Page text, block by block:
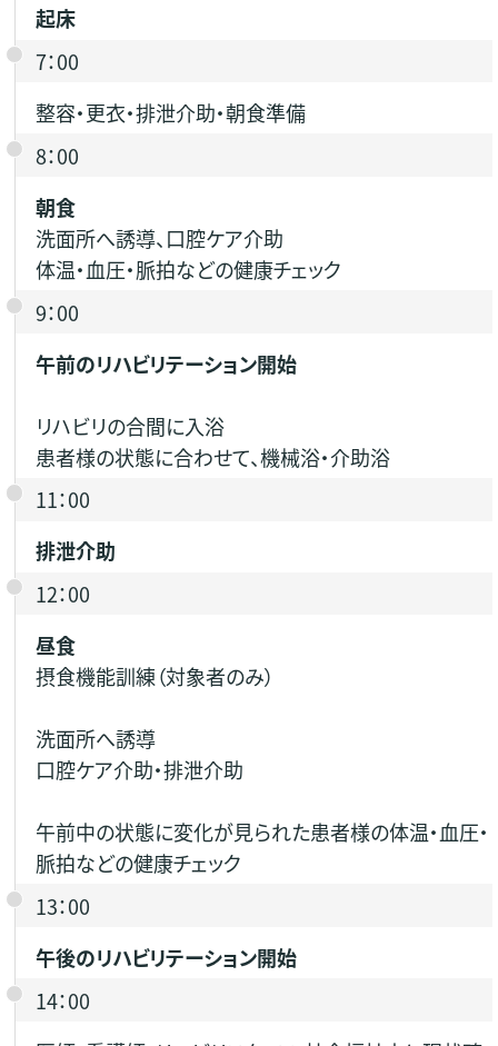
起床
7：00
整容・更衣・排泄介助・朝食準備
8：00
朝食
洗面所へ誘導、口腔ケア介助
体温・血圧・脈拍などの健康チェック
9：00
午前のリハビリテーション開始
リハビリの合間に入浴
患者様の状態に合わせて、機械浴・介助浴
11：00
排泄介助
12：00
昼食
摂食機能訓練（対象者のみ）
洗面所へ誘導
口腔ケア介助・排泄介助
午前中の状態に変化が見られた患者様の体温・血圧・
脈拍などの健康チェック
13：00
午後のリハビリテーション開始
14：00